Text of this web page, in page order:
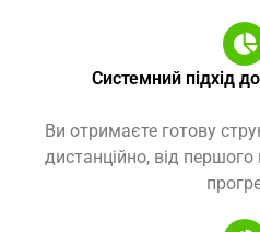
Системний підхід
Ви отримаєте готову
дистанційно, від